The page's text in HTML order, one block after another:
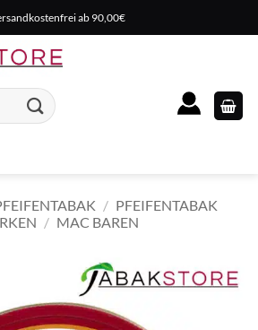
ab 90,00€
/ PFEIFENTABAK
/ MAC BAREN